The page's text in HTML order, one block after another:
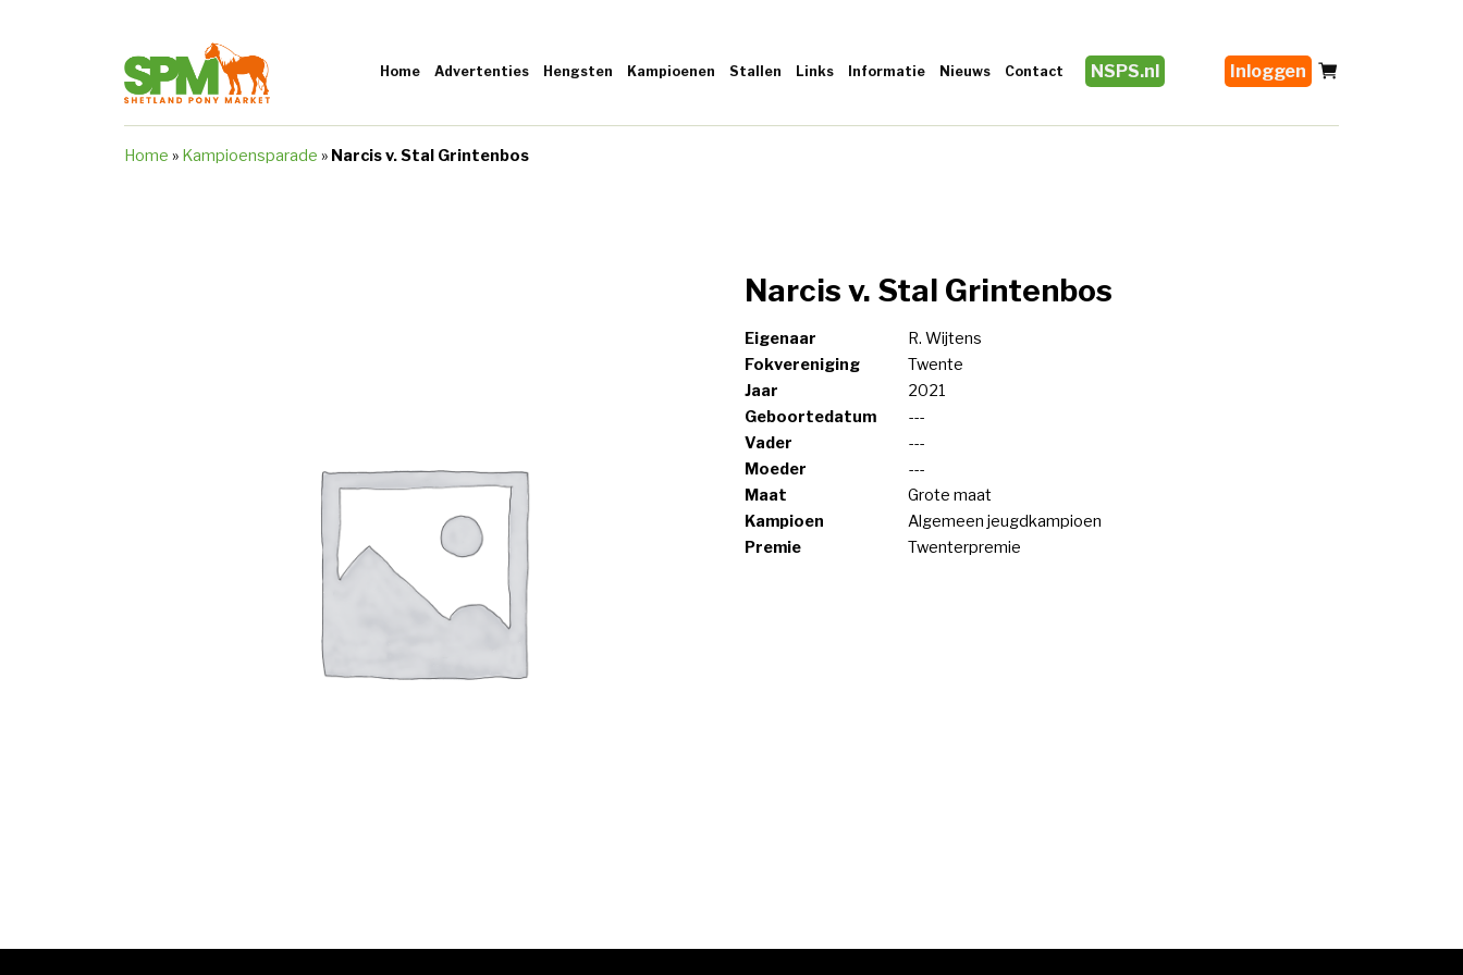
Home Advertenties Hengsten Kampioenen Stallen Links Informatie Nieuws Contact NSPS.nl Inloggen
Home » Kampioensparade » Narcis v. Stal Grintenbos
Narcis v. Stal Grintenbos
Eigenaar
R. Wijtens
Fokvereniging
Twente
Jaar
2021
Geboortedatum
---
Vader
---
Moeder
---
Maat
Grote maat
Kampioen
Algemeen jeugdkampioen
Premie
Twenterpremie